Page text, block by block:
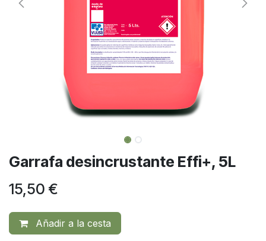
Garrafa desincrustante Effi+, 5L
15,50 €
Añadir a la cesta